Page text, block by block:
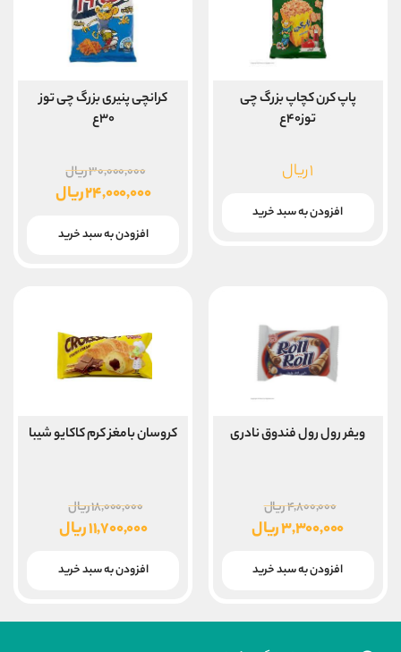
پاپ کرن کچاپ بزرگ چی
توز۴۰ع
۱ریال
افزودن به سبد خرید
کرانچی پنیری بزرگ چی توز
۳۰ع
۳۰,۰۰۰,۰۰۰ریال
اصلی
۲۴,۰۰۰,۰۰۰ریال
فعلی
افزودن به سبد خرید
ویفر رول رول فندوق نادری
۴,۸۰۰,۰۰۰ریال
اصلی
بود.
۳,۳۰۰,۰۰۰ریال
فعلی
افزودن به سبد خرید
کروسان بامغز کرم کاکایو شیبا
۱۸,۰۰۰,۰۰۰ریال
اصلی
بود.
۱۱,۷۰۰,۰۰۰ریال
فعلی
افزودن به سبد خرید